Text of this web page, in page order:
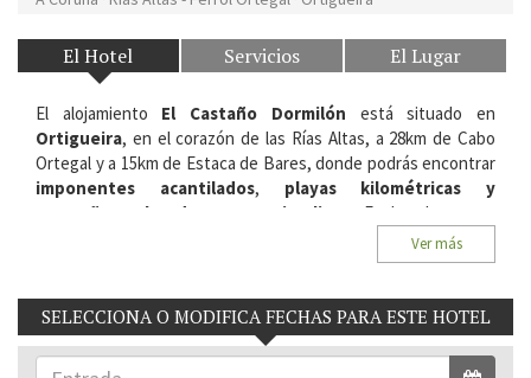
El Hotel Servicios El Lugar
El alojamiento El Castaño Dormilón está situado en
Ortigueira, en el corazón de las Rías Altas, a 28km de Cabo
Ortegal y a 15km de Estaca de Bares, donde podrás encontrar
imponentes acantilados, playas kilométricas
y
pequeñas calas de aguas cristalinas
. Enclavado en un
edificio tradicional de piedra, que fue una escuela, con un
diseño interior contemporáneo que busca la relajación y el
Situación:O Baleo, 15. 15339 Ortigueira. Rías Altas-Ferrol
Ortegal, A Coruña.
Ver más
SELECCIONA O MODIFICA FECHAS PARA ESTE HOTEL